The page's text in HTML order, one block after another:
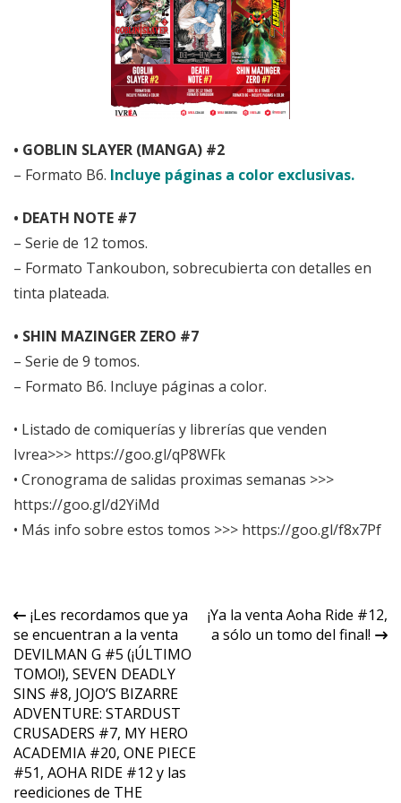
• GOBLIN SLAYER (MANGA) #2
– Formato B6. Incluye páginas a color exclusivas.
• DEATH NOTE #7
– Serie de 12 tomos.
– Formato Tankoubon, sobrecubierta con detalles en
tinta plateada.
• SHIN MAZINGER ZERO #7
– Serie de 9 tomos.
– Formato B6. Incluye páginas a color.
• Listado de comiquerías y librerías que venden
Ivrea>>> https://goo.gl/qP8WFk
• Cronograma de salidas proximas semanas >>>
https://goo.gl/d2YiMd
• Más info sobre estos tomos >>> https://goo.gl/f8x7Pf
Navegación
de
entradas
¡Les recordamos que ya
se encuentran a la venta
DEVILMAN G #5 (¡ÚLTIMO
TOMO!), SEVEN DEADLY
SINS #8, JOJO’S BIZARRE
ADVENTURE: STARDUST
CRUSADERS #7, MY HERO
ACADEMIA #20, ONE PIECE
#51, AOHA RIDE #12 y las
reediciones de THE
¡Ya la venta Aoha Ride #12,
a sólo un tomo del final!